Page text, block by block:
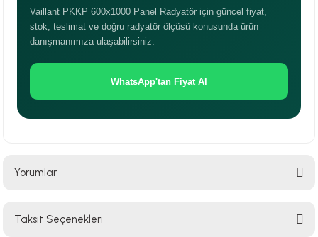
Vaillant PKKP 600x1000 Panel Radyatör için güncel fiyat,
stok, teslimat ve doğru radyatör ölçüsü konusunda ürün
danışmanımıza ulaşabilirsiniz.
WhatsApp'tan Fiyat Al
Yorumlar
Taksit Seçenekleri